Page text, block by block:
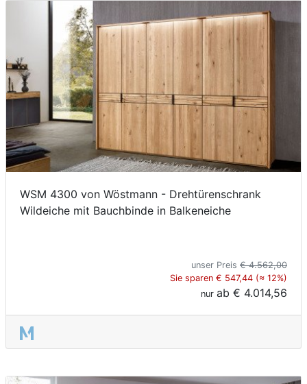
WSM 4300 von Wöstmann - Drehtürenschrank
Wildeiche mit Bauchbinde in Balkeneiche
unser Preis € 4.562,00
Sie sparen € 547,44 (≈ 12%)
nur ab € 4.014,56